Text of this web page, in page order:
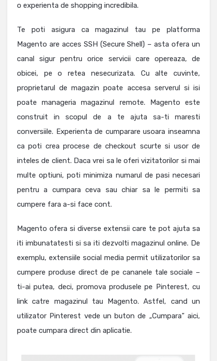
o experienta de shopping incredibila.
Te poti asigura ca magazinul tau pe platforma
Magento are acces SSH (Secure Shell) – asta ofera un
canal sigur pentru orice servicii care opereaza, de
obicei, pe o retea nesecurizata. Cu alte cuvinte,
proprietarul de magazin poate accesa serverul si isi
poate manageria magazinul remote. Magento este
construit in scopul de a te ajuta sa-ti maresti
conversiile. Experienta de cumparare usoara inseamna
ca poti crea procese de checkout scurte si usor de
inteles de client. Daca vrei sa le oferi vizitatorilor si mai
multe optiuni, poti minimiza numarul de pasi necesari
pentru a cumpara ceva sau chiar sa le permiti sa
cumpere fara a-si face cont.
Magento ofera si diverse extensii care te pot ajuta sa
iti imbunatatesti si sa iti dezvolti magazinul online. De
exemplu, extensiile social media permit utilizatorilor sa
cumpere produse direct de pe cananele tale sociale –
ti-ai putea, deci, promova produsele pe Pinterest, cu
link catre magazinul tau Magento. Astfel, cand un
utilizator Pinterest vede un buton de „Cumpara” aici,
poate cumpara direct din aplicatie.